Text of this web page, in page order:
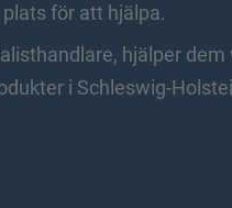
för att hjälpa.
hjälper dem
i Schleswig-